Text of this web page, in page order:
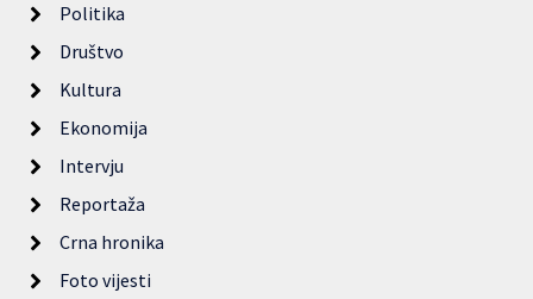
Politika
Društvo
Kultura
Ekonomija
Intervju
Reportaža
Crna hronika
Foto vijesti